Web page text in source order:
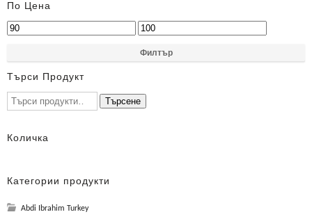
По Цена
Филтър
Търси Продукт
Търсене
Количка
Категории продукти
Abdi Ibrahim Turkey